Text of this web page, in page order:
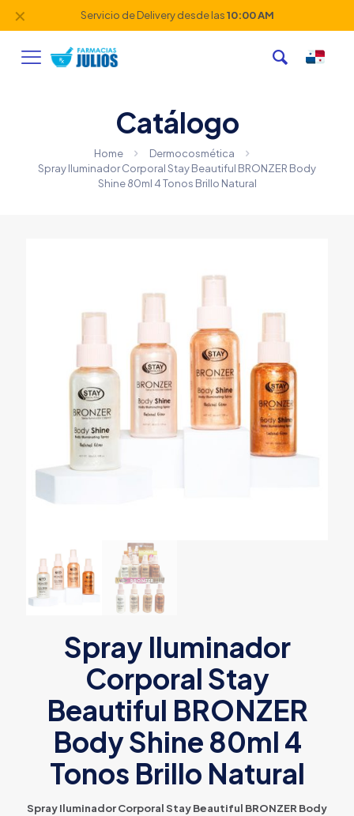
Servicio de Delivery desde las10:00 AM
✕
Catálogo
Home
Dermocosmética
Spray Iluminador Corporal Stay Beautiful BRONZER Body
Shine 80ml 4 Tonos Brillo Natural
Spray Iluminador
Corporal Stay
Beautiful BRONZER
Body Shine 80ml 4
Tonos Brillo Natural
Spray Iluminador Corporal Stay Beautiful BRONZER Body